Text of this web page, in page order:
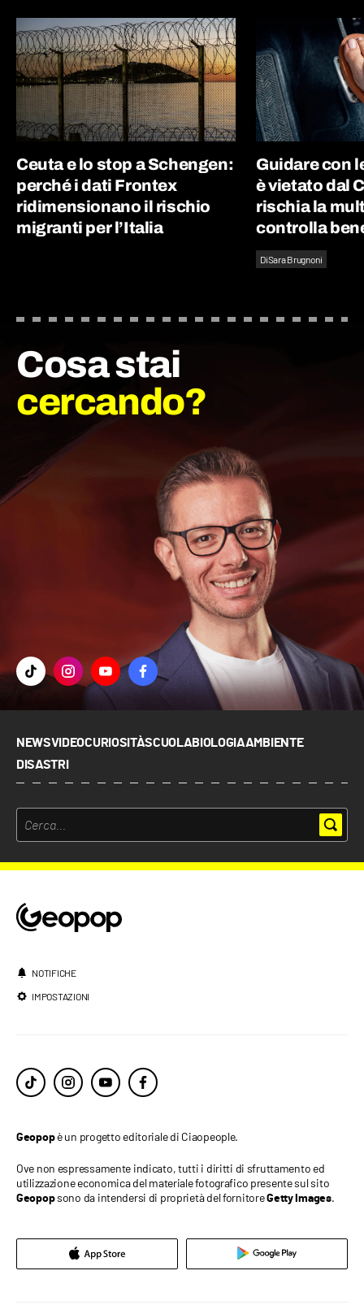
Ceuta e lo stop a Schengen:
perché i dati Frontex
ridimensionano il rischio
migranti per l’Italia
Guidare con
è vietato dal
rischia la
controlla
DiSara Brugnoni
Cosa stai
cercando?
NEWSVIDEOCURIOSITÀSCUOLABIOLOGIAAMBIENTE
DISASTRI
NOTIFICHE
IMPOSTAZIONI
Geopopè un progetto editoriale di Ciaopeople.
Ove non espressamente indicato, tutti i diritti di sfruttamento ed
utilizzazione economica del materiale fotografico presente sul sito
Geopopsono da intendersi di proprietà del fornitoreGetty Images.